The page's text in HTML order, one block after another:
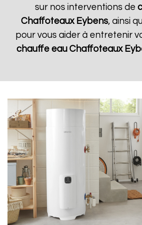
sur nos interventions de
Chaffoteaux Eybens, ainsi
pour vous aider à entretenir
chauffe eau Chaffoteaux